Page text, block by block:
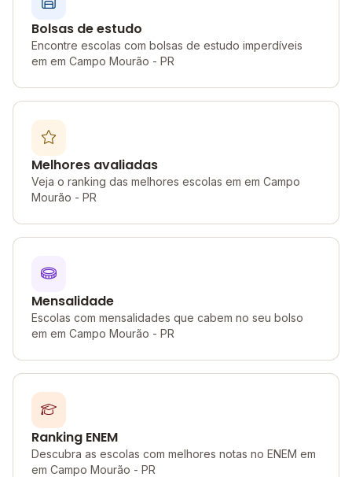
Bolsas de estudo
Encontre escolas com bolsas de estudo imperdíveis
em em Campo Mourão - PR
Melhores avaliadas
Veja o ranking das melhores escolas em em Campo
Mourão - PR
Mensalidade
Escolas com mensalidades que cabem no seu bolso
em em Campo Mourão - PR
Ranking ENEM
Descubra as escolas com melhores notas no ENEM em
em Campo Mourão - PR